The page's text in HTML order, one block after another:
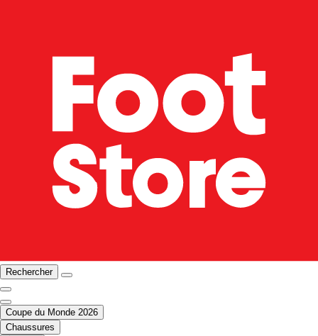
Rechercher
Coupe du Monde 2026
Chaussures